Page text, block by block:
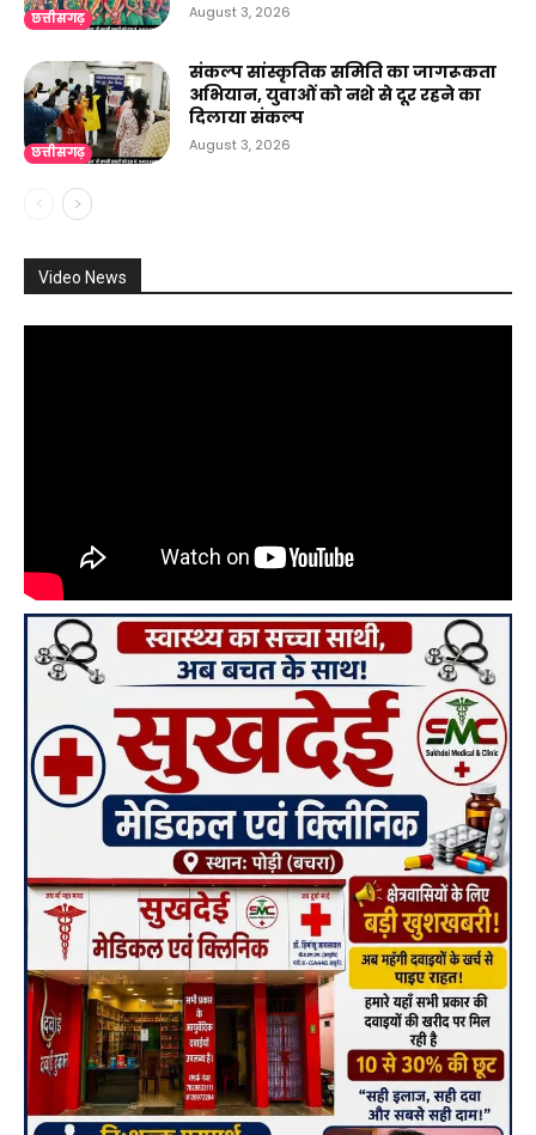
छत्तीसगढ़ August 3, 2026
छत्तीसगढ़
संकल्प सांस्कृतिक समिति का जागरूकता
अभियान, युवाओं को नशे से दूर रहने का
दिलाया संकल्प
August 3, 2026
Video News